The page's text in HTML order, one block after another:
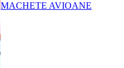
MACHETE AVIOANE